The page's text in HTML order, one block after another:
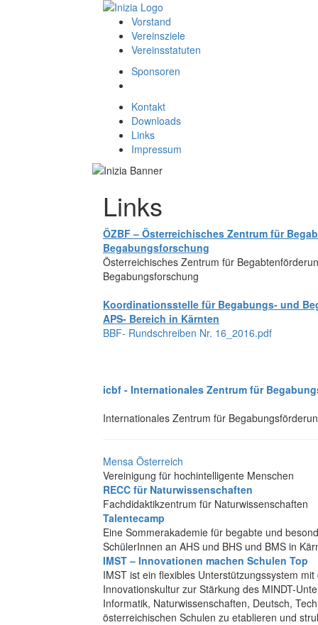
Vorstand
Vereinsziele
Vereinsstatuten
Sponsoren
Kontakt
Downloads
Links
Impressum
Links
ÖZBF – Österreichisches Zentrum für
Begabungsforschung
Österreichisches Zentrum für
Begabungsforschung
Koordinationsstelle für Begabungs- und
APS- Bereich in Kärnten
BBF- Rundschreiben Nr. 16_2016.pdf
icbf - Internationales Zentrum für
Internationales Zentrum für
Mensa Österreich
Vereinigung für hochintelligente Menschen
RECC für Naturwissenschaften
Fachdidaktikzentrum für Naturwissenschaften
Talentecamp
Eine Sommerakademie für begabte und
SchülerInnen an AHS und BHS und BMS in
IMST – Innovationen machen Schulen Top
IMST ist ein flexibles Unterstützungssystem
Innovationskultur zur Stärkung des MINDT-
Informatik, Naturwissenschaften, Deutsch,
österreichischen Schulen zu etablieren und